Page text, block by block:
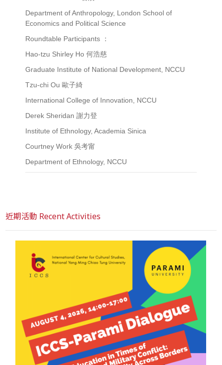
Department of Anthropology, London School of
Economics and Political Science
Roundtable Participants ：
Hao-tzu Shirley Ho 何浩慈
Graduate Institute of National Development, NCCU
Tzu-chi Ou 歐子綺
International College of Innovation, NCCU
Derek Sheridan 謝力登
Institute of Ethnology, Academia Sinica
Courtney Work 吳考甯
Department of Ethnology, NCCU
近期活動 Recent Activities